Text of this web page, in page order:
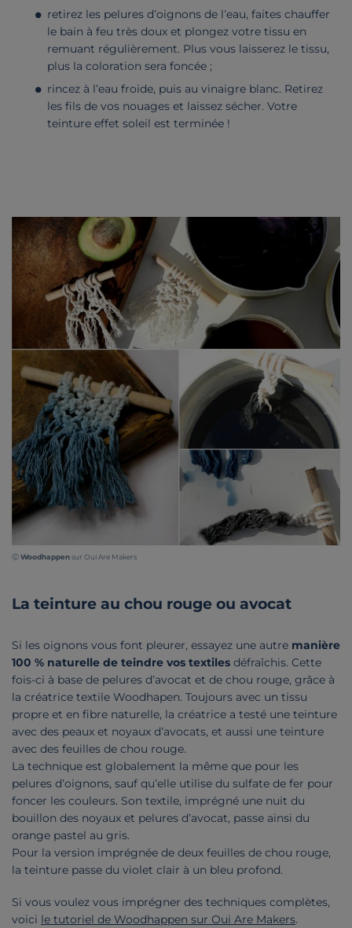
retirez les pelures d’oignons de l’eau, faites chauffer
le bain à feu très doux et plongez votre tissu en
remuant régulièrement. Plus vous laisserez le tissu,
plus la coloration sera foncée ;
rincez à l’eau froide, puis au vinaigre blanc. Retirez
les fils de vos nouages et laissez sécher. Votre
teinture effet soleil est terminée !
La teinture au chou rouge ou avocat
Si les oignons vous font pleurer, essayez une autre manière
100 % naturelle de teindre vos textiles défraîchis. Cette
fois-ci à base de pelures d’avocat et de chou rouge, grâce à
la créatrice textile Woodhapen. Toujours avec un tissu
propre et en fibre naturelle, la créatrice a testé une teinture
avec des peaux et noyaux d’avocats, et aussi une teinture
avec des feuilles de chou rouge.
La technique est globalement la même que pour les
pelures d’oignons, sauf qu’elle utilise du sulfate de fer pour
foncer les couleurs. Son textile, imprégné une nuit du
bouillon des noyaux et pelures d’avocat, passe ainsi du
orange pastel au gris.
Pour la version imprégnée de deux feuilles de chou rouge,
la teinture passe du violet clair à un bleu profond.
Si vous voulez vous imprégner des techniques complètes,
voici le tutoriel de Woodhappen sur Oui Are Makers.
ⒸWoodhappensur Oui Are Makers